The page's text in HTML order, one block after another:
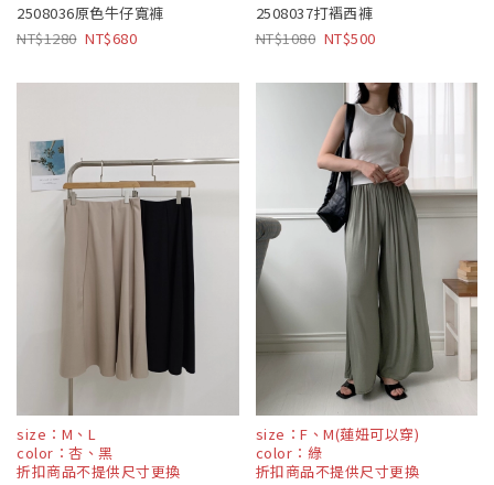
2508036原色牛仔寬褲
1280
680
2508037打褶西褲
1080
500
size：M、L
color：杏、黑
折扣商品不提供尺寸更換
size：F、M(蓮妞可以穿)
color：綠
折扣商品不提供尺寸更換